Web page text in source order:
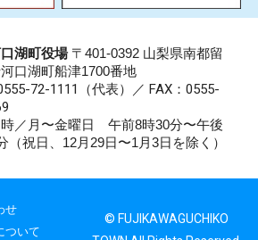
湖町役場〒401-0392 山梨県南都留
口湖町船津1700番地
72-1111 （代表）／ FAX：0555-
／月〜金曜日 午前8時30分〜午後
（祝日、12月29日〜1月3日を除く）
せ
ついて
© FUJIKAWAGUCHIKO